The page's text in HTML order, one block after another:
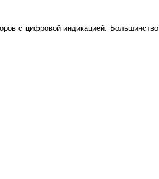
с цифровой индикацией.